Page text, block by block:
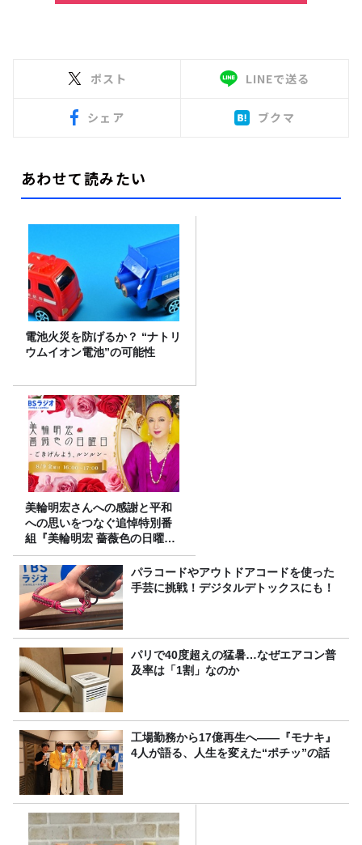
ポスト LINEで送る
シェア ブクマ
あわせて読みたい
電池火災を防げるか？ “ナトリ
ウムイオン電池”の可能性
美輪明宏さんへの感謝と平和
への思いをつなぐ追悼特別番
組『美輪明宏 薔薇色の日曜日
～ごきげんよう、ルンルン
～』8/9（日）16時放送パラコードやアウトドアコードを使った
手芸に挑戦！デジタルデトックスにも！
パリで40度超えの猛暑…なぜエアコン普
及率は「1割」なのか
工場勤務から17億再生へ——『モナキ』
4人が語る、人生を変えた“ポチッ”の話